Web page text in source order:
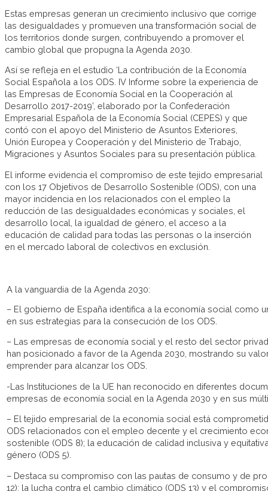
Estas empresas generan un crecimiento inclusivo que corrige
las desigualdades y promueven una transformación social de
los territorios donde surgen, contribuyendo a promover el
cambio global que propugna la Agenda 2030.
Así se refleja en el estudio ‘La contribución de la Economía
Social Española a los ODS. IV Informe sobre la experiencia de
las Empresas de Economía Social en la Cooperación al
Desarrollo 2017-2019’, elaborado por la Confederación
Empresarial Española de la Economía Social (CEPES) y que
contó con el apoyo del Ministerio de Asuntos Exteriores,
Unión Europea y Cooperación y del Ministerio de Trabajo,
Migraciones y Asuntos Sociales para su presentación pública.
El informe evidencia el compromiso de este tejido empresarial
con los 17 Objetivos de Desarrollo Sostenible (ODS), con una
mayor incidencia en los relacionados con el empleo la
reducción de las desigualdades económicas y sociales, el
desarrollo local, la igualdad de género, el acceso a la
educación de calidad para todas las personas o la inserción
en el mercado laboral de colectivos en exclusión.
A la vanguardia de la Agenda 2030:
– El gobierno de España identifica a la economía social como
en sus estrategias para la consecución de los ODS.
– Las empresas de economía social y el resto del sector
han posicionado a favor de la Agenda 2030, mostrando su
emprender para alcanzar los ODS.
-Las Instituciones de la UE han reconocido en diferentes
empresas de economía social en la Agenda 2030 y en sus
– El tejido empresarial de la economía social está
ODS relacionados con el empleo decente y el crecimiento
sostenible (ODS 8); la educación de calidad inclusiva y
género (ODS 5).
– Destaca su compromiso con las pautas de consumo y de
12); la lucha contra el cambio climático (ODS 13) y el